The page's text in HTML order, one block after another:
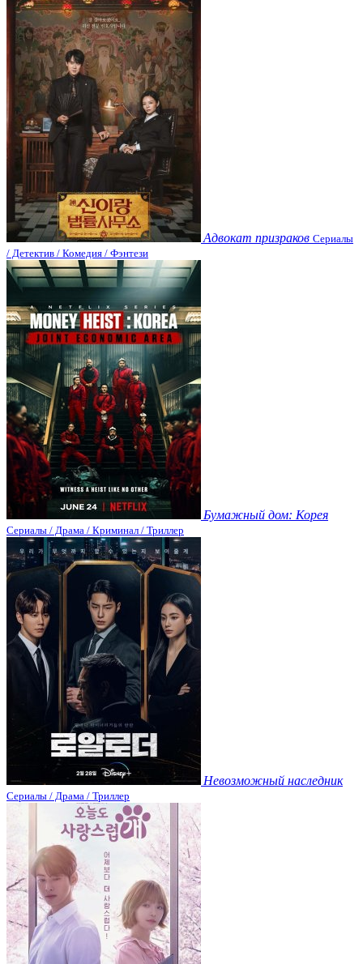
Адвокат призраков Сериалы
/ Детектив / Комедия / Фэнтези
Бумажный дом: Корея
Сериалы / Драма / Криминал / Триллер
Невозможный наследник
Сериалы / Драма / Триллер